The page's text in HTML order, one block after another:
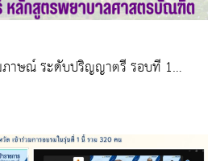
ภาษณ์ ระดับปริญญาตรี รอบที่ 1